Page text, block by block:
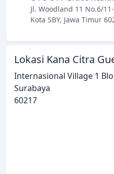
Jl. Woodland 11 No.6/
Kota SBY, Jawa Timur
Lokasi Kana Citra
Internasional Village 1
Surabaya
60217